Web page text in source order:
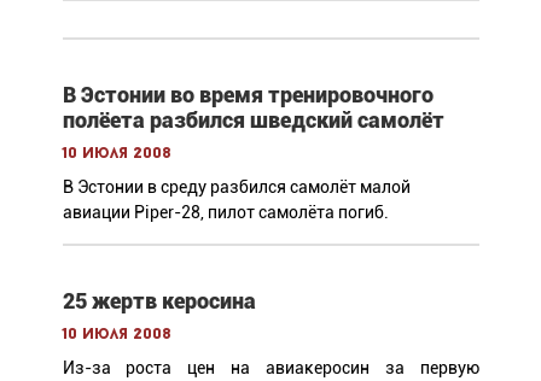
В Эстонии во время тренировочного
полёета разбился шведский самолёт
10 июля 2008
В Эстонии в среду разбился самолёт малой
авиации Piper-28, пилот самолёта погиб.
25 жертв керосина
10 июля 2008
Из-за роста цен на авиакеросин за первую